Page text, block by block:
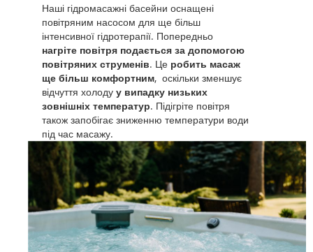
Наші гідромасажні басейни оснащені
повітряним насосом для ще більш
інтенсивної гідротерапії. Попередньо
нагріте повітря подається за допомогою
повітряних струменів. Це робить масаж
ще більш комфортним, оскільки зменшує
відчуття холоду у випадку низьких
зовнішніх температур. Підігріте повітря
також запобігає зниженню температури води
під час масажу.